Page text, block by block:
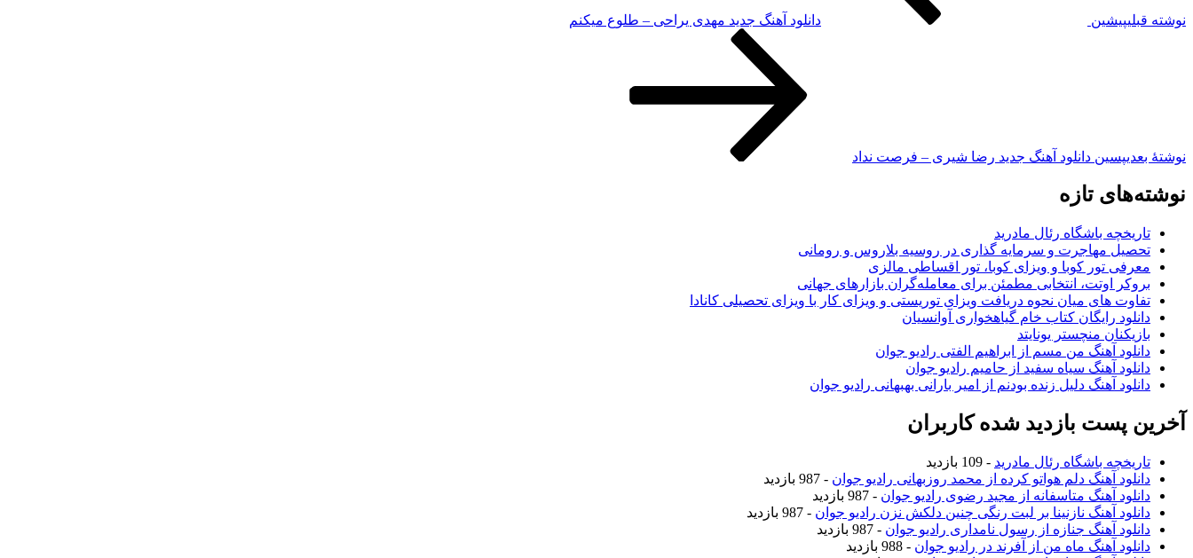
نوشته قبلیپیشین دانلود آهنگ جدید مهدی یراحی – طلوع میکنم
نوشته‌ٔ بعدیپسین دانلود آهنگ جدید رضا شیری – فرصت نداد
نوشته‌های تازه
تاریخچه باشگاه رئال مادرید
تحصیل مهاجرت و سرمایه گذاری در روسیه بلاروس و رومانی
معرفی تور کوبا و ویزای کوبا، تور اقساطی مالزی
بروکر اوتت، انتخابی مطمئن برای معامله‌گران بازارهای جهانی
تفاوت های میان نحوه دریافت ویزای توریستی و ویزای کار با ویزای تحصیلی کانادا
دانلود رایگان کتاب خام گیاهخواری آوانسیان
بازیکنان منچستر یونایتد
دانلود آهنگ من مسم از ابراهیم الفتی رادیو جوان
دانلود آهنگ سیاه سفید از حامیم رادیو جوان
دانلود آهنگ دلیل زنده بودنم از امیر بارانی بهبهانی رادیو جوان
آخرین پست بازدید شده کاربران
تاریخچه باشگاه رئال مادرید - 109 بازدید
دانلود آهنگ دلم هواتو کرده از محمد روزبهانی رادیو جوان - 987 بازدید
دانلود آهنگ متاسفانه از مجید رضوی رادیو جوان - 987 بازدید
دانلود آهنگ نازنینا بر لبت رنگی چنین دلکش نزن رادیو جوان - 987 بازدید
دانلود آهنگ جنازه از رسول نامداری رادیو جوان - 987 بازدید
دانلود آهنگ ماه من از آفرند در رادیو جوان - 988 بازدید